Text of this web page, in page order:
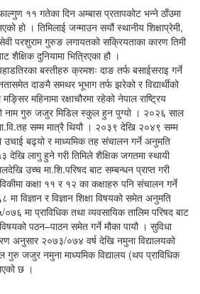
११ गतेका दिन अम्बास प्रतापकोट भन्ने ठाँउमा
हो । तिमिलाई जन्माउन सयौं स्थानीय शिक्षाप्रेमी,
परशुराम गुरुङ लगायतको सक्रियताका कारण तिमी
दुनियामा भित्रिएका हौ ।
बस्तीहरु क्रमशः दाङ तर्फ बसाईसराइ गर्ने
दाङमै समथर भूभाग तर्फ झरेको र विद्यार्थीको
महिनामा रक्षाचौरमा रहेको नेपाल राष्ट्रिय
नाम गुरु जजुर मिडिल स्कुल हुन पुग्यो । २०२६ साल
सम्म मात्रै थियौ । २०३९ देखि २०४९ सम्म
उचाई बढ्यो र माध्यमिक तह संचालन गर्ने अनुमति
लागु हुने गरी तिमिले शैक्षिक जगतमा स्थायी
उच्च मा.शि.परिषद बाट सम्बन्धन प्राप्त गरी
कक्षा ११ र १२ का कक्षाहरु पनि संचालन गर्ने
विज्ञान र विज्ञान शिक्षा विषयको समेत अनुमति
मा प्राविधिक तथा व्यवसायिक तालिम परिषद बाट
विषयको पठन–पाठन समेत गर्ने मौका पायौ । सुविधा
अनुसार २०७३/०७४ वर्ष देखि नमुना विद्यालयको
गुरु जजुर नमुना माध्यमिक विद्यालय (थप प्राविधिक
छ ।